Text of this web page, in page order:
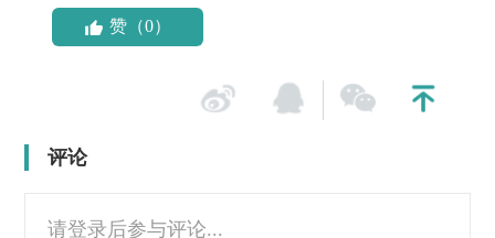
赞（0）
评论
请登录后参与评论...